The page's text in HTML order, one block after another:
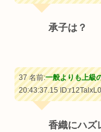
承子は？
37 名前:一般よりも上級
20:43:37.15
香織にハズ